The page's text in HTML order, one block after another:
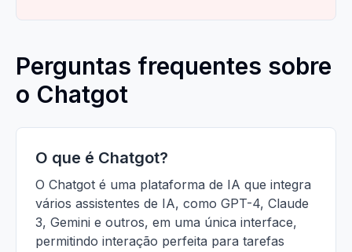
Perguntas frequentes sobre
o Chatgot
O que é Chatgot?
O Chatgot é uma plataforma de IA que integra
vários assistentes de IA, como GPT-4, Claude
3, Gemini e outros, em uma única interface,
permitindo interação perfeita para tarefas